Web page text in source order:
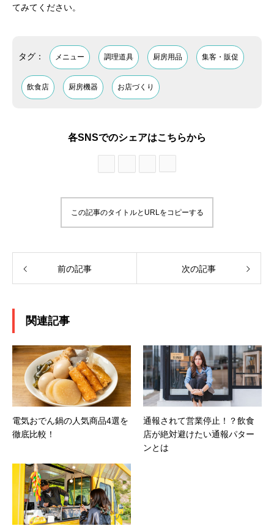
てみてください。
タグ： メニュー 調理道具 厨房用品 集客・販促
飲食店 厨房機器 お店づくり
各SNSでのシェアはこちらから
この記事のタイトルとURLをコピーする
前の記事 次の記事
関連記事
電気おでん鍋の人気商品4選を
徹底比較！
通報されて営業停止！？飲食
店が絶対避けたい通報パター
ンとは